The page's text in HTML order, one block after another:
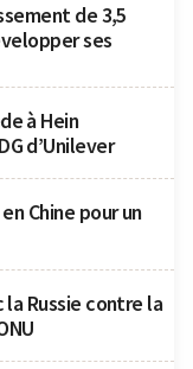
de 3,5
ses
à Hein
d’Unilever
Chine pour un
Russie contre la